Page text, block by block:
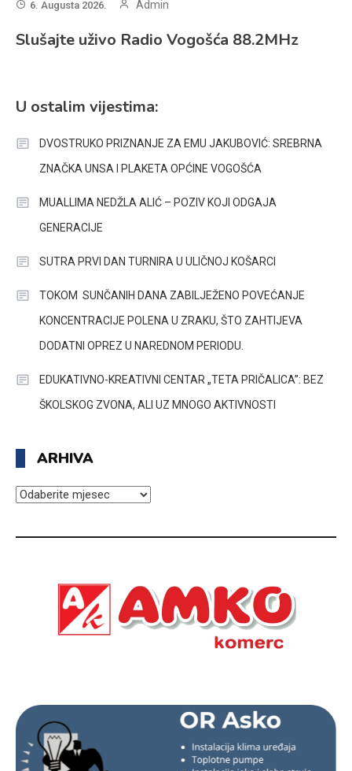
6. Augusta 2026. Admin
Slušajte uživo Radio Vogošća 88.2MHz
U ostalim vijestima:
DVOSTRUKO PRIZNANJE ZA EMU JAKUBOVIĆ: SREBRNA
ZNAČKA UNSA I PLAKETA OPĆINE VOGOŠĆA
MUALLIMA NEDŽLA ALIĆ – POZIV KOJI ODGAJA
GENERACIJE
SUTRA PRVI DAN TURNIRA U ULIČNOJ KOŠARCI
TOKOM SUNČANIH DANA ZABILJEŽENO POVEĆANJE
KONCENTRACIJE POLENA U ZRAKU, ŠTO ZAHTIJEVA
DODATNI OPREZ U NAREDNOM PERIODU.
EDUKATIVNO-KREATIVNI CENTAR „TETA PRIČALICA”: BEZ
ŠKOLSKOG ZVONA, ALI UZ MNOGO AKTIVNOSTI
ARHIVA
ARHIVA